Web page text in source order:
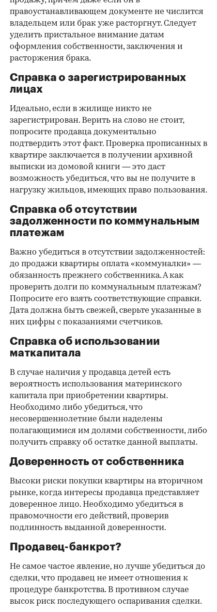
правоустанавливающем документе не числится
владельцем или брак уже расторгнут. Следует
уделить пристальное внимание датам
оформления собственности, заключения и
расторжения брака.
Справка о зарегистрированных
лицах
Идеально, если в жилище никто не
зарегистрирован. Верить на слово не стоит,
попросите продавца документально
подтвердить этот факт. Проверка прописанных в
квартире заключается в получении архивной
выписки из домовой книги — это даст
возможность убедиться, что вы не получите в
нагрузку жильцов, имеющих право пользования.
Справка об отсутствии
задолженности по коммунальным
платежам
Важно убедиться в отсутствии задолженностей:
до продажи квартиры оплата «коммуналки» —
обязанность прежнего собственника. А как
проверить долги по коммунальным платежам?
Попросите его взять соответствующие справки.
Дата должна быть свежей, сверьте указанные в
них цифры с показаниями счетчиков.
Справка об использовании
маткапитала
В случае наличия у продавца детей есть
вероятность использования материнского
капитала при приобретении квартиры.
Необходимо либо убедиться, что
несовершеннолетние были наделены
полагающимися им долями собственности, либо
получить справку об остатке данной выплаты.
Доверенность от собственника
Высоки риски покупки квартиры на вторичном
рынке, когда интересы продавца представляет
доверенное лицо. Необходимо убедиться в
правомочности его действий, проверив
подлинность выданной доверенности.
Продавец-банкрот?
Не самое частое явление, но лучше убедиться до
сделки, что продавец не имеет отношения к
процедуре банкротства. В противном случае
высок риск последующего оспаривания сделки.